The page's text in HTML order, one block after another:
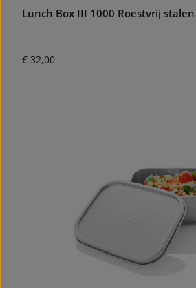
Lunch Box III 1000 Roestvrij
Normale prijs:
€ 32,00